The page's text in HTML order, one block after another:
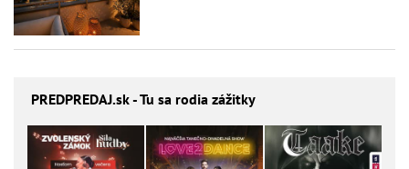
PREDPREDAJ.sk - Tu sa rodia zážitky